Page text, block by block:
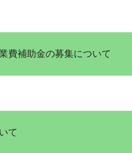
費補助金の募集について
て